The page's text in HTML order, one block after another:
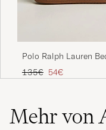
Polo Ralph Lauren
Sneakers Black/White
Regulärer Preis
135€ Reduzierter Preis
54€
Mehr von